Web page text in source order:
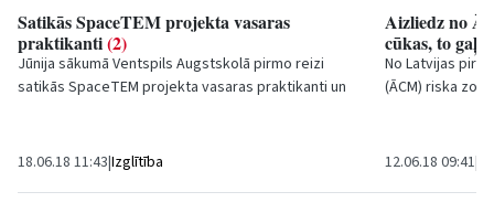
Satikās SpaceTEM projekta vasaras
praktikanti(2)
Jūnija sākumā Ventspils Augstskolā pirmo reizi
satikās SpaceTEM projekta vasaras praktikanti un
18.06.18 11:43|Izglītība
Aizliedz no
cūkas, to
No Latvijas
(ĀCM) riska
12.06.18 09:41|